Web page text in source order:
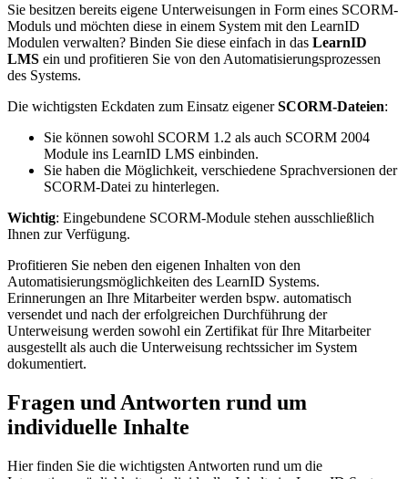
Sie besitzen bereits eigene Unterweisungen in Form eines SCORM-
Moduls und möchten diese in einem System mit den LearnID
Modulen verwalten? Binden Sie diese einfach in das LearnID
LMS ein und profitieren Sie von den Automatisierungsprozessen
des Systems.
Die wichtigsten Eckdaten zum Einsatz eigenerSCORM-Dateien:
Sie können sowohl SCORM 1.2 als auch SCORM 2004
Module ins LearnID LMS einbinden.
Sie haben die Möglichkeit, verschiedene Sprachversionen der
SCORM-Datei zu hinterlegen.
Wichtig: Eingebundene SCORM-Module stehen ausschließlich
Ihnen zur Verfügung.
Profitieren Sie neben den eigenen Inhalten von den
Automatisierungsmöglichkeiten des LearnID Systems.
Erinnerungen an Ihre Mitarbeiter werden bspw. automatisch
versendet und nach der erfolgreichen Durchführung der
Unterweisung werden sowohl ein Zertifikat für Ihre Mitarbeiter
ausgestellt als auch die Unterweisung rechtssicher im System
dokumentiert.
Fragen und Antworten rund um
individuelle Inhalte
Hier finden Sie die wichtigsten Antworten rund um die